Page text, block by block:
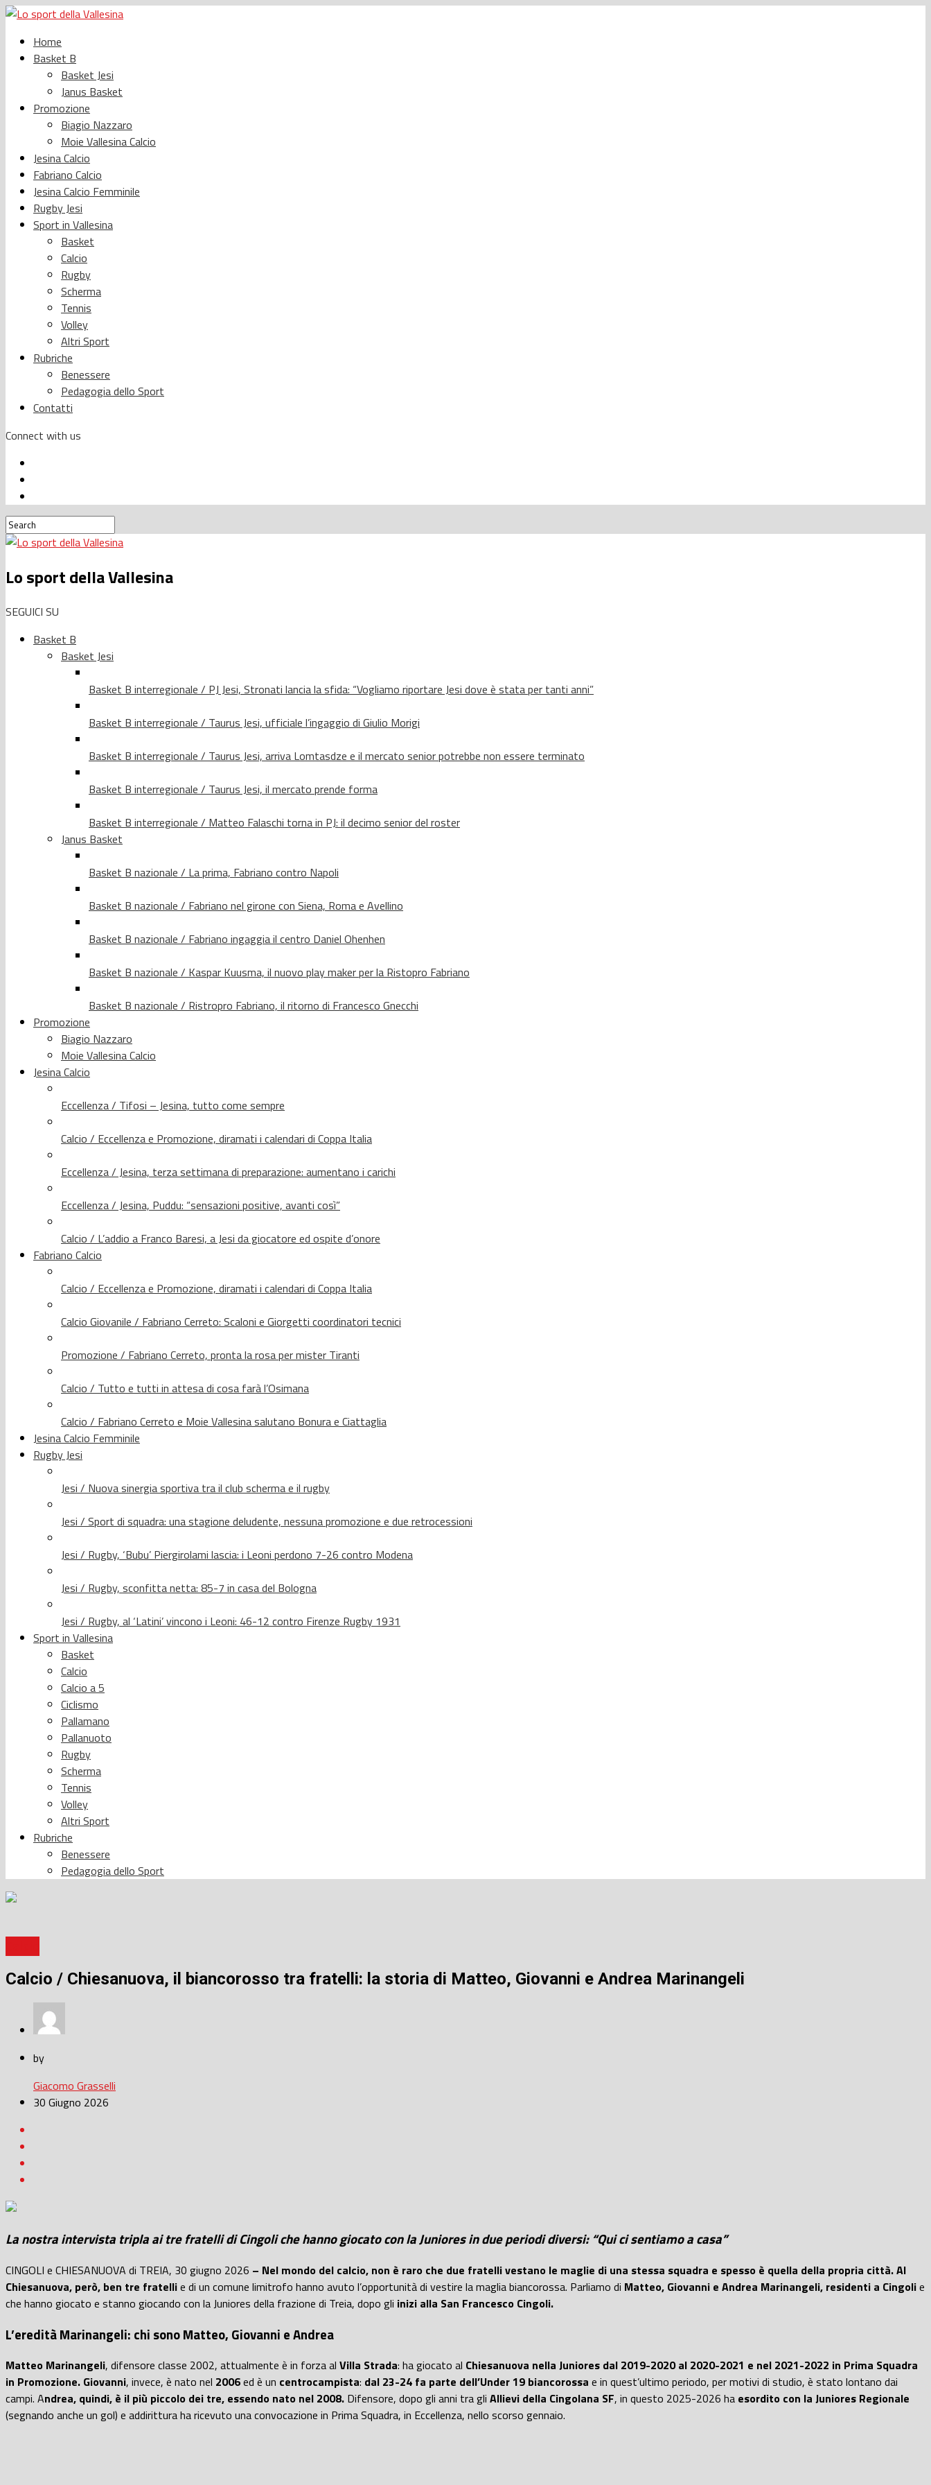
Home
Basket B
Basket Jesi
Janus Basket
Promozione
Biagio Nazzaro
Moie Vallesina Calcio
Jesina Calcio
Fabriano Calcio
Jesina Calcio Femminile
Rugby Jesi
Sport in Vallesina
Basket
Calcio
Rugby
Scherma
Tennis
Volley
Altri Sport
Rubriche
Benessere
Pedagogia dello Sport
Contatti
Connect with us
Lo sport della Vallesina
SEGUICI SU
Basket B
Basket Jesi
Basket B interregionale / PJ Jesi, Stronati lancia la sfida: “Vogliamo riportare Jesi dove è stata per tanti anni”
Basket B interregionale / Taurus Jesi, ufficiale l’ingaggio di Giulio Morigi
Basket B interregionale / Taurus Jesi, arriva Lomtasdze e il mercato senior potrebbe non essere terminato
Basket B interregionale / Taurus Jesi, il mercato prende forma
Basket B interregionale / Matteo Falaschi torna in PJ: il decimo senior del roster
Janus Basket
Basket B nazionale / La prima, Fabriano contro Napoli
Basket B nazionale / Fabriano nel girone con Siena, Roma e Avellino
Basket B nazionale / Fabriano ingaggia il centro Daniel Ohenhen
Basket B nazionale / Kaspar Kuusma, il nuovo play maker per la Ristopro Fabriano
Basket B nazionale / Ristropro Fabriano, il ritorno di Francesco Gnecchi
Promozione
Biagio Nazzaro
Moie Vallesina Calcio
Jesina Calcio
Eccellenza / Tifosi – Jesina, tutto come sempre
Calcio / Eccellenza e Promozione, diramati i calendari di Coppa Italia
Eccellenza / Jesina, terza settimana di preparazione: aumentano i carichi
Eccellenza / Jesina, Puddu: “sensazioni positive, avanti così”
Calcio / L’addio a Franco Baresi, a Jesi da giocatore ed ospite d’onore
Fabriano Calcio
Calcio / Eccellenza e Promozione, diramati i calendari di Coppa Italia
Calcio Giovanile / Fabriano Cerreto: Scaloni e Giorgetti coordinatori tecnici
Promozione / Fabriano Cerreto, pronta la rosa per mister Tiranti
Calcio / Tutto e tutti in attesa di cosa farà l’Osimana
Calcio / Fabriano Cerreto e Moie Vallesina salutano Bonura e Ciattaglia
Jesina Calcio Femminile
Rugby Jesi
Jesi / Nuova sinergia sportiva tra il club scherma e il rugby
Jesi / Sport di squadra: una stagione deludente, nessuna promozione e due retrocessioni
Jesi / Rugby, ‘Bubu’ Piergirolami lascia: i Leoni perdono 7-26 contro Modena
Jesi / Rugby, sconfitta netta: 85-7 in casa del Bologna
Jesi / Rugby, al ‘Latini’ vincono i Leoni: 46-12 contro Firenze Rugby 1931
Sport in Vallesina
Basket
Calcio
Calcio a 5
Ciclismo
Pallamano
Pallanuoto
Rugby
Scherma
Tennis
Volley
Altri Sport
Rubriche
Benessere
Pedagogia dello Sport
Calcio / Chiesanuova, il biancorosso tra fratelli: la storia di Matteo, Giovanni e Andrea Marinangeli
by
Giacomo Grasselli
30 Giugno 2026
La nostra intervista tripla ai tre fratelli di Cingoli che hanno giocato con la Juniores in due periodi diversi: “Qui ci sentiamo a casa”
CINGOLI e CHIESANUOVA di TREIA, 30 giugno 2026 – Nel mondo del calcio, non è raro che due fratelli vestano le maglie di una stessa squadra e spesso è quella della propria città. Al
Chiesanuova, però, ben tre fratellie di un comune limitrofo hanno avuto l’opportunità di vestire la maglia biancorossa. Parliamo di Matteo, Giovanni e Andrea Marinangeli, residenti a Cingolie
che hanno giocato e stanno giocando con la Juniores della frazione di Treia, dopo gli inizi alla San Francesco Cingoli.
L’eredità Marinangeli: chi sono Matteo, Giovanni e Andrea
Matteo Marinangeli, difensore classe 2002, attualmente è in forza al Villa Strada: ha giocato al Chiesanuova nella Juniores dal 2019-2020 al 2020-2021 e nel 2021-2022 in Prima Squadra
in Promozione. Giovanni, invece, è nato nel 2006ed è un centrocampista: dal 23-24 fa parte dell’Under 19 biancorossa e in quest’ultimo periodo, per motivi di studio, è stato lontano dai
campi. Andrea, quindi, è il più piccolo dei tre, essendo nato nel 2008. Difensore, dopo gli anni tra gli Allievi della Cingolana SF, in questo 2025-2026 ha esordito con la Juniores Regionale
(segnando anche un gol) e addirittura ha ricevuto una convocazione in Prima Squadra, in Eccellenza, nello scorso gennaio.